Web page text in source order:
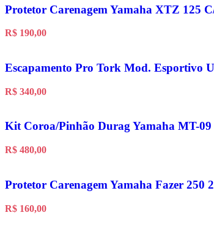
Protetor Carenagem Yamaha XTZ 125
R$ 190,00
Escapamento Pro Tork Mod. Esportivo
R$ 340,00
Kit Coroa/Pinhão Durag Yamaha MT-09
R$ 480,00
Protetor Carenagem Yamaha Fazer 250
R$ 160,00